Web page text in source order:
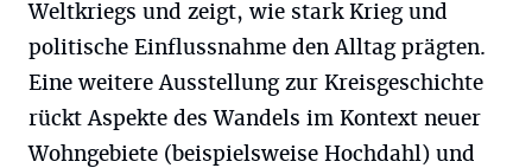
Weltkriegs und zeigt, wie stark Krieg und
politische Einflussnahme den Alltag prägten.
Eine weitere Ausstellung zur Kreisgeschichte
rückt Aspekte des Wandels im Kontext neuer
Wohngebiete (beispielsweise Hochdahl) und